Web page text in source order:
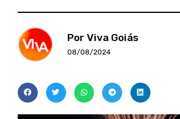
Por Viva Goiás
08/08/2024